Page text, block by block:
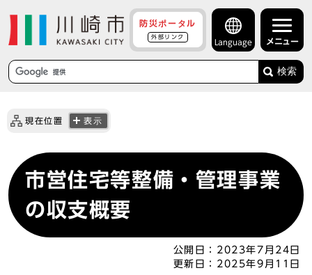
防災ポータル
外部リンク
Language メニュー
検索
現在位置 表示
市営住宅等整備・管理事業
の収支概要
公開日： 2023年7月24日
更新日： 2025年9月11日